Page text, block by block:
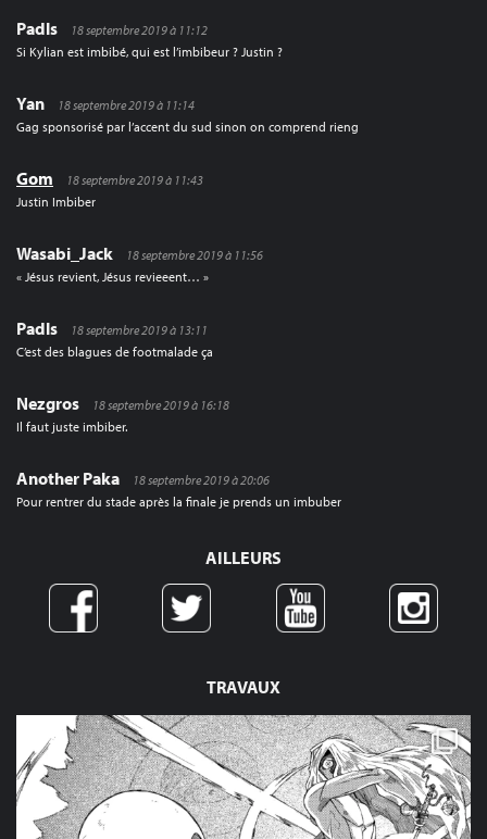
TRAVAUX
Padls
18 septembre 2019 à 11:12
Si Kylian est imbibé, qui est l’imbibeur ? Justin ?
Yan
18 septembre 2019 à 11:14
Gag sponsorisé par l’accent du sud sinon on comprend rieng
Gom
18 septembre 2019 à 11:43
Justin Imbiber
Wasabi_Jack
18 septembre 2019 à 11:56
« Jésus revient, Jésus revieeent… »
Padls
18 septembre 2019 à 13:11
C’est des blagues de footmalade ça
Nezgros
18 septembre 2019 à 16:18
Il faut juste imbiber.
Another Paka
18 septembre 2019 à 20:06
Pour rentrer du stade après la finale je prends un imbuber
AILLEURS